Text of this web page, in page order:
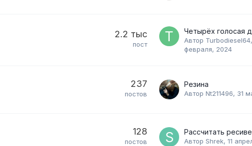
2.2 тыс
пост Автор Turbodiesel64,
февраля, 2024
237
постов
Резина
Автор Nt211496, 31
128
постов Автор Shrek, 11